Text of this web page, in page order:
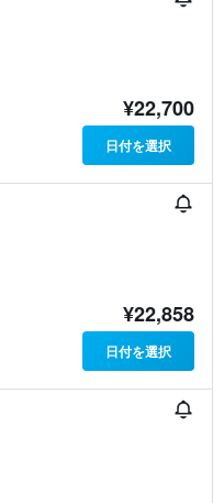
¥22,700
日付を選択
¥22,858
日付を選択